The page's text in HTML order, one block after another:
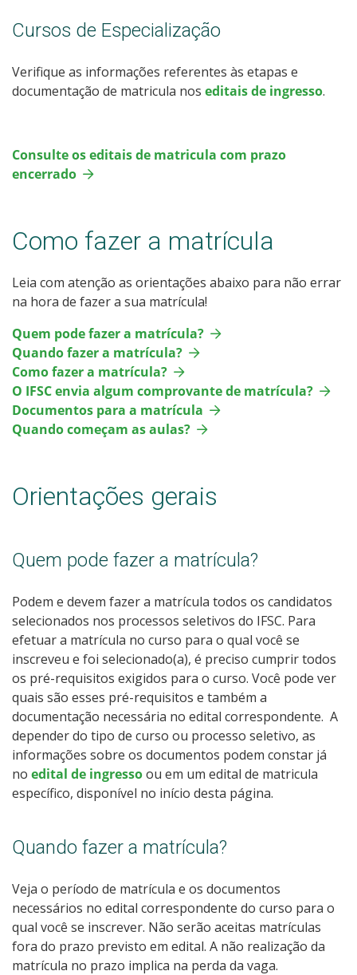
Cursos de Especialização
Verifique as informações referentes às etapas e
documentação de matricula nos editais de ingresso.
Consulte os editais de matricula com prazo
encerrado
Como fazer a matrícula
Leia com atenção as orientações abaixo para não errar
na hora de fazer a sua matrícula!
Quem pode fazer a matrícula?
Quando fazer a matrícula?
Como fazer a matrícula?
O IFSC envia algum comprovante de matrícula?
Documentos para a matrícula
Quando começam as aulas?
Orientações gerais
Quem pode fazer a matrícula?
Podem e devem fazer a matrícula todos os candidatos
selecionados nos processos seletivos do IFSC. Para
efetuar a matrícula no curso para o qual você se
inscreveu e foi selecionado(a), é preciso cumprir todos
os pré-requisitos exigidos para o curso. Você pode ver
quais são esses pré-requisitos e também a
documentação necessária no edital correspondente. A
depender do tipo de curso ou processo seletivo, as
informações sobre os documentos podem constar já
no edital de ingressoou em um edital de matricula
específico, disponível no início desta página.
Quando fazer a matrícula?
Veja o período de matrícula e os documentos
necessários no edital correspondente do curso para o
qual você se inscrever. Não serão aceitas matrículas
fora do prazo previsto em edital. A não realização da
matrícula no prazo implica na perda da vaga.